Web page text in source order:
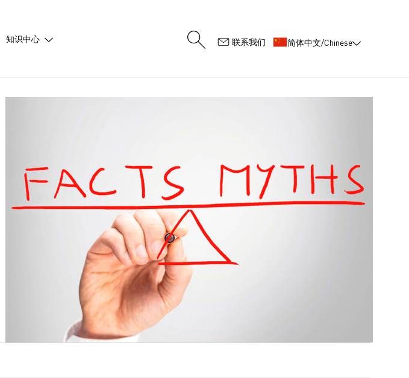
知识中心 : 联系我们 简体中文/Chinese